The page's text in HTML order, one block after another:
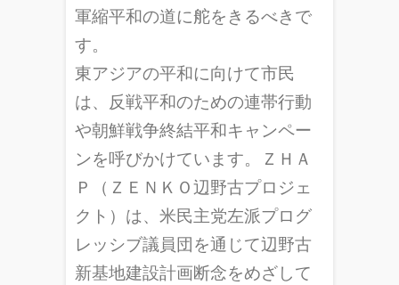
軍縮平和の道に舵をきるべきで
す。
東アジアの平和に向けて市民
は、反戦平和のための連帯行動
や朝鮮戦争終結平和キャンペー
ンを呼びかけています。ＺＨＡ
Ｐ（ＺＥＮＫＯ辺野古プロジェ
クト）は、米民主党左派プログ
レッシブ議員団を通じて辺野古
新基地建設計画断念をめざして